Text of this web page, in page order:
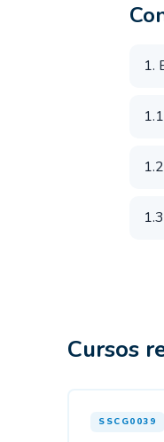
1.
Cursos
SSCG0039